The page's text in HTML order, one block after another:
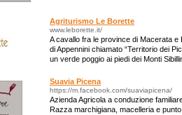
Agriturismo Le Borette
www.leborette.it/
A cavallo fra le province di Macerata e
di Appennini chiamato “Territorio dei
un verde poggio ai piedi dei Monti
Suavia Picena
https://m.facebook.com/suaviapicena/
Azienda Agricola a conduzione
Razza marchigiana, macelleria e